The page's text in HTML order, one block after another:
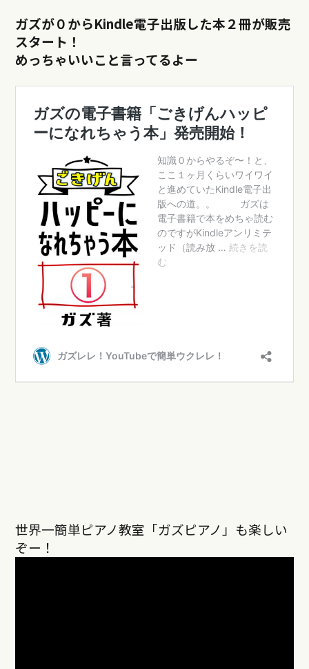
ガズが０からKindle電子出版した本２冊が販売
スタート！
めっちゃいいこと言ってるよー
世界一簡単ピアノ教室「ガズピアノ」も楽しい
ぞー！